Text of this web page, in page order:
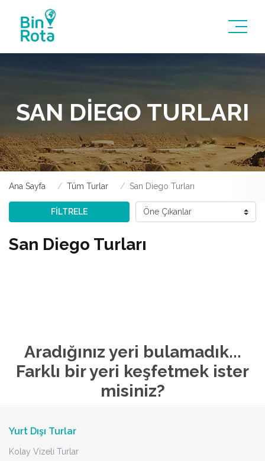
SAN DIEGO TURLARI
Ana Sayfa Tüm Turlar San Diego Turları
FİLTRELE
San Diego Turları
Aradığınız yeri bulamadık...
Farklı bir yeri keşfetmek ister
misiniz?
Yurt Dışı Turlar
Kolay Vizeli Turlar